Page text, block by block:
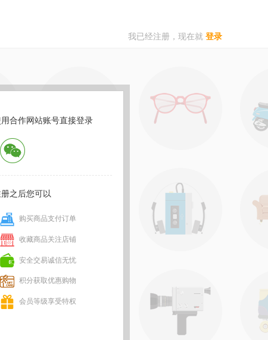
我已经注册，现在就 登录
合作网站账号直接登录
之后您可以
购买商品支付订单
收藏商品关注店铺
安全交易诚信无忧
积分获取优惠购物
会员等级享受特权